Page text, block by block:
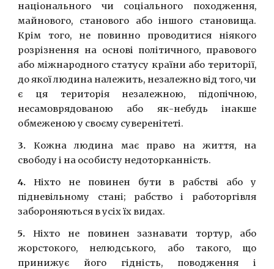
національного чи соціального походження,
майнового, станового або іншого становища.
Крім того, не повинно проводитися ніякого
розрізнення на основі політичного, правового
або міжнародного статусу країни або території,
до якої людина належить, незалежно від того, чи
є ця територія незалежною, підопічною,
несамоврядованою або як-небудь інакше
обмеженою у своєму суверенітеті.
3. Кожна людина має право на життя, на
свободу i на особисту недоторканнiсть.
4.Нiхто не повинен бути в рабствi або у
пiдневiльному станi; рабство i работоргiвля
забороняються в усiх їх видах.
5.Нiхто не повинен зазнавати тортур, або
жорстокого, нелюдського, або такого, що
принижує його гiднiсть, поводження i